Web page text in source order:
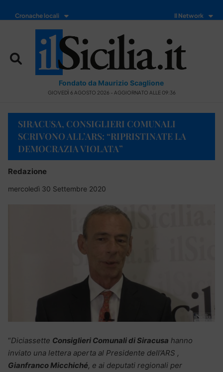
Cronache locali Il Network
Fondato da Maurizio Scaglione
GIOVEDÌ 6 AGOSTO 2026 - AGGIORNATO ALLE 09:36
SIRACUSA, CONSIGLIERI COMUNALI
SCRIVONO ALL’ARS: “RIPRISTINATE LA
DEMOCRAZIA VIOLATA”
Redazione
mercoledì 30 Settembre 2020
“Diciassette Consiglieri Comunali di Siracusa hanno
inviato una lettera aperta al Presidente dell’ARS ,
Gianfranco Micchiché, e ai deputati regionali per